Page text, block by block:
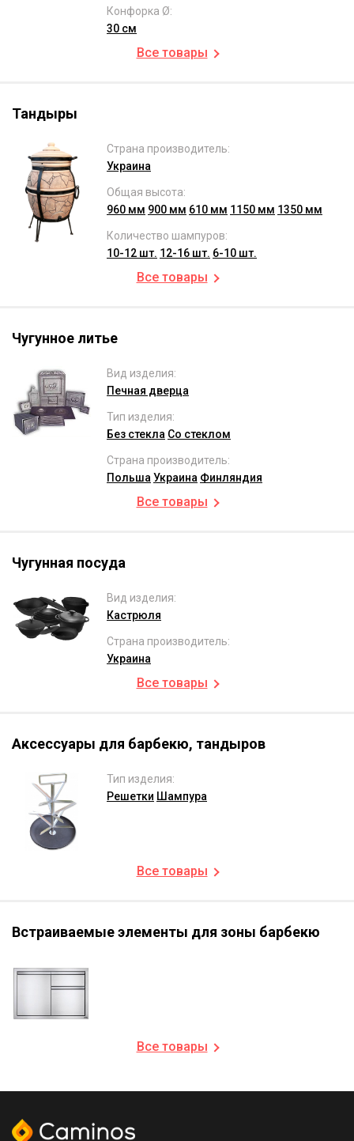
Конфорка Ø:
30 см
Все товары
Тандыры
Страна производитель:
Украина
Общая высота:
960 мм 900 мм 610 мм 1150 мм 1350 мм
Количество шампуров:
10-12 шт. 12-16 шт. 6-10 шт.
Все товары
Чугунное литье
Вид изделия:
Печная дверца
Тип изделия:
Без стекла Со стеклом
Страна производитель:
Польша Украина Финляндия
Все товары
Чугунная посуда
Вид изделия:
Кастрюля
Страна производитель:
Украина
Все товары
Аксессуары для барбекю, тандыров
Тип изделия:
Решетки Шампура
Все товары
Встраиваемые элементы для зоны барбекю
Все товары